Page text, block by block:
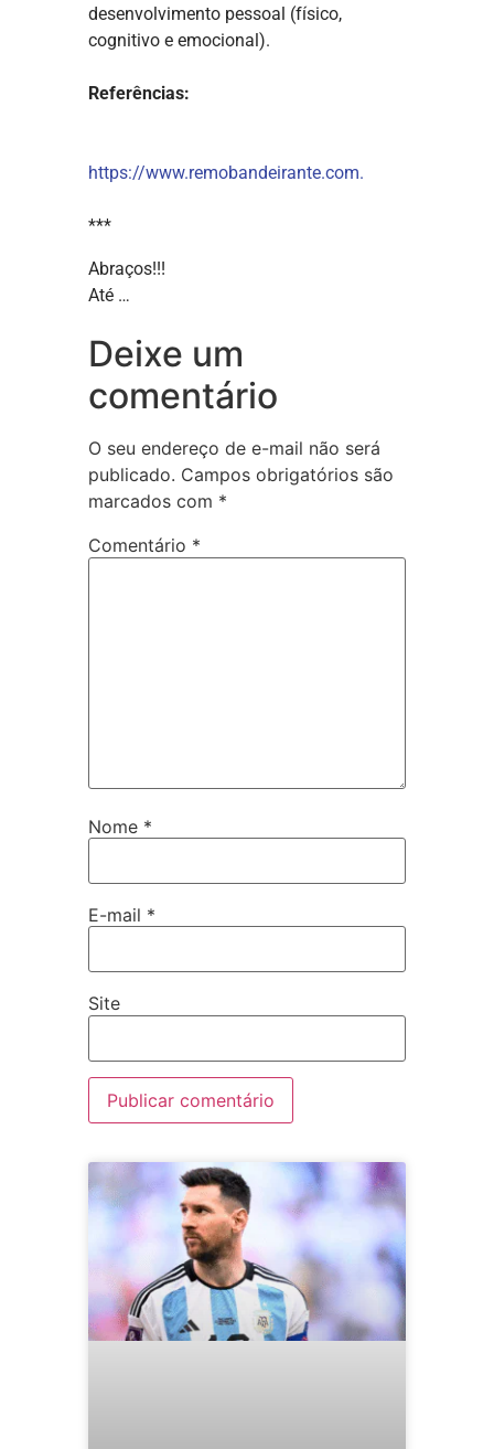
desenvolvimento pessoal (físico,
cognitivo e emocional).
Referências:
https://www.remobandeirante.com.
***
Abraços!!!
Até …
Deixe um
comentário
O seu endereço de e-mail não será
publicado. Campos obrigatórios são
marcados com *
Comentário *
Nome *
E-mail *
Site